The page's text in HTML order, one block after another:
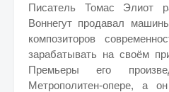
Писатель Томас Элиот
Воннегут продавал
композиторов
зарабатывать на своём
Премьеры его
Метрополитен-опере, а